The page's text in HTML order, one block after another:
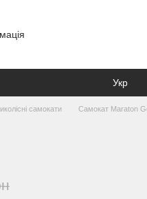
Укр
самокати Самокат Maraton